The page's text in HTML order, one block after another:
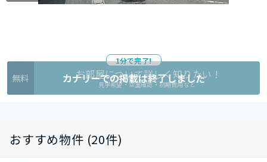
1分で完了!
無料 お部屋について詳しく知りたい !
見学希望・空室確認・初期費用など
カナリーでの掲載は終了しました
おすすめ物件 (20件)